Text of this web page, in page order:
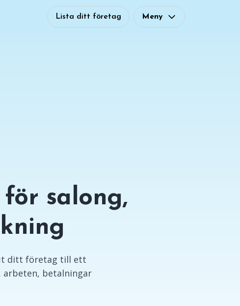
Lista ditt företag Meny
salong,
ditt företag till ett
arbeten, betalningar